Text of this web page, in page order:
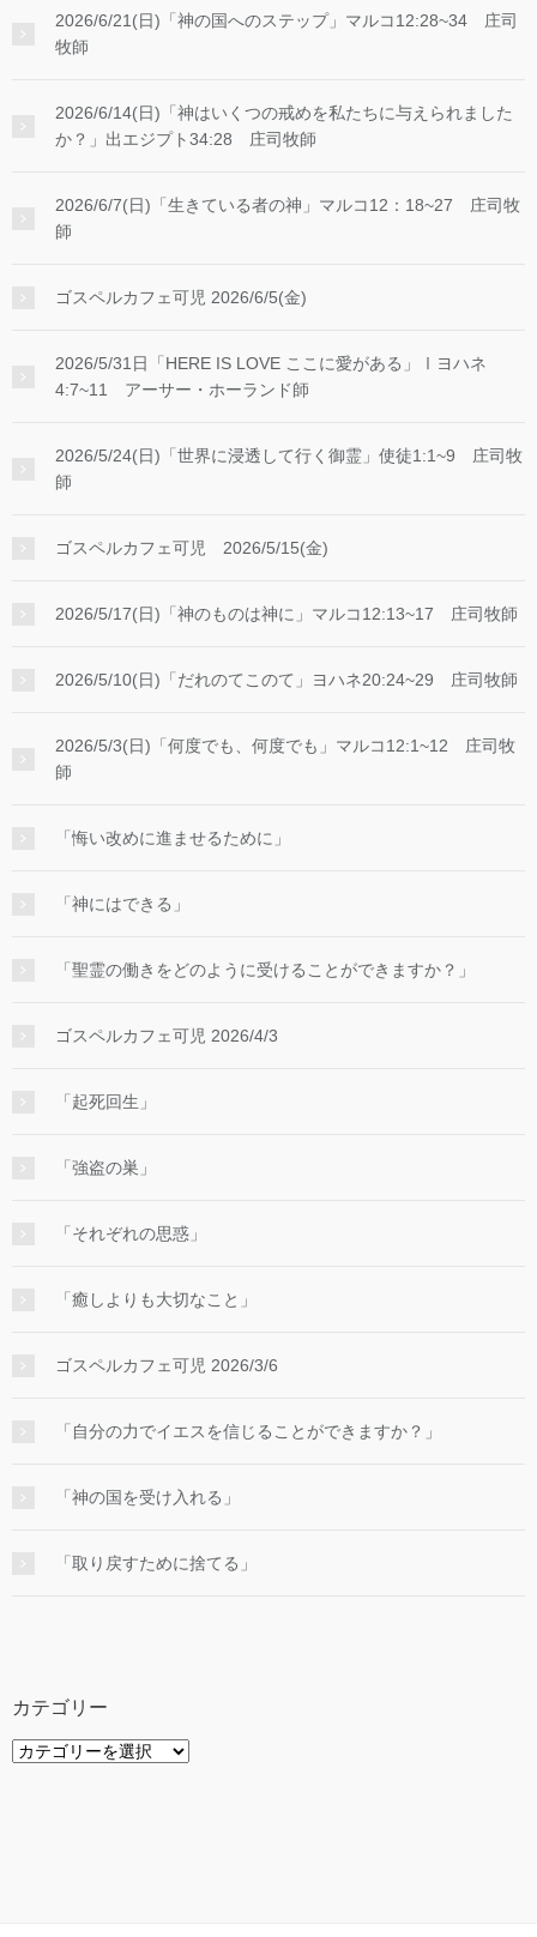
2026/6/21(日)「神の国へのステップ」マルコ12:28~34 庄司
牧師
2026/6/14(日)「神はいくつの戒めを私たちに与えられました
か？」出エジプト34:28 庄司牧師
2026/6/7(日)「生きている者の神」マルコ12：18~27 庄司牧
師
ゴスペルカフェ可児 2026/6/5(金)
2026/5/31日「HERE IS LOVE ここに愛がある」Ⅰヨハネ
4:7~11 アーサー・ホーランド師
2026/5/24(日)「世界に浸透して行く御霊」使徒1:1~9 庄司牧
師
ゴスペルカフェ可児 2026/5/15(金)
2026/5/17(日)「神のものは神に」マルコ12:13~17 庄司牧師
2026/5/10(日)「だれのてこのて」ヨハネ20:24~29 庄司牧師
2026/5/3(日)「何度でも、何度でも」マルコ12:1~12 庄司牧
師
「悔い改めに進ませるために」
「神にはできる」
「聖霊の働きをどのように受けることができますか？」
ゴスペルカフェ可児 2026/4/3
「起死回生」
「強盗の巣」
「それぞれの思惑」
「癒しよりも大切なこと」
ゴスペルカフェ可児 2026/3/6
「自分の力でイエスを信じることができますか？」
「神の国を受け入れる」
「取り戻すために捨てる」
カテゴリー
カ